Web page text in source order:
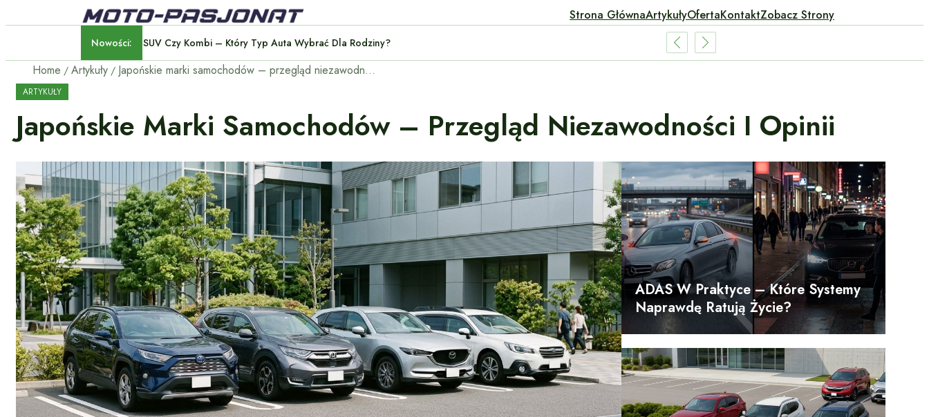
Strona GłównaArtykułyOfertaKontaktZobacz Strony
Nowości: SUV Czy Kombi – Który Typ Auta Wybrać Dla Rodziny?
Home Artykuły Japońskie marki samochodów – przegląd niezawodności i opinii
ARTYKUŁY
Japońskie Marki Samochodów – Przegląd Niezawodności I Opinii
ADAS W Praktyce – Które Systemy
Naprawdę Ratują Życie?